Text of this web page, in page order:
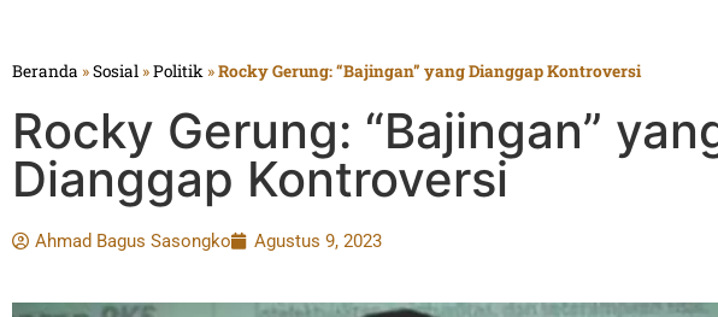
Beranda »Sosial »Politik »Rocky Gerung: “Bajingan” yang Dianggap Kontroversi
Rocky Gerung: “Bajingan”
Dianggap Kontroversi
Ahmad Bagus Sasongko Agustus 9, 2023